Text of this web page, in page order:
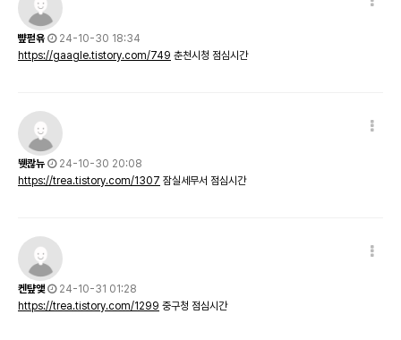
뺲펃욖
24-10-30 18:34
https://gaagle.tistory.com/749 춘천시청 점심시간
뛧콶뉴
24-10-30 20:08
https://trea.tistory.com/1307 잠실세무서 점심시간
켄턒앷
24-10-31 01:28
https://trea.tistory.com/1299 중구청 점심시간